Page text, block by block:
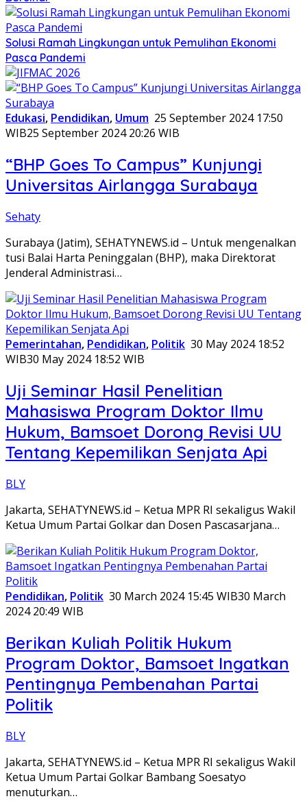
Solusi Ramah Lingkungan untuk Pemulihan Ekonomi
Pasca Pandemi
Edukasi, Pendidikan, Umum 25 September 2024 17:50
WIB25 September 2024 20:26 WIB
“BHP Goes To Campus” Kunjungi
Universitas Airlangga Surabaya
Sehaty
Surabaya (Jatim), SEHATYNEWS.id – Untuk mengenalkan
tusi Balai Harta Peninggalan (BHP), maka Direktorat
Jenderal Administrasi…
Pemerintahan, Pendidikan, Politik 30 May 2024 18:52
WIB30 May 2024 18:52 WIB
Uji Seminar Hasil Penelitian
Mahasiswa Program Doktor Ilmu
Hukum, Bamsoet Dorong Revisi UU
Tentang Kepemilikan Senjata Api
BLY
Jakarta, SEHATYNEWS.id – Ketua MPR RI sekaligus Wakil
Ketua Umum Partai Golkar dan Dosen Pascasarjana…
Pendidikan, Politik 30 March 2024 15:45 WIB30 March
2024 20:49 WIB
Berikan Kuliah Politik Hukum
Program Doktor, Bamsoet Ingatkan
Pentingnya Pembenahan Partai
Politik
BLY
Jakarta, SEHATYNEWS.id – Ketua MPR RI sekaligus Wakil
Ketua Umum Partai Golkar Bambang Soesatyo
menuturkan…